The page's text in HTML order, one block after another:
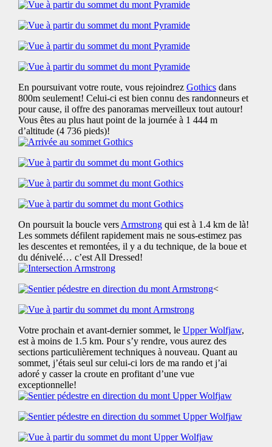
En poursuivant votre route, vous rejoindrez Gothicsdans
800m seulement! Celui-ci est bien connu des randonneurs et
pour cause, il offre des panoramas merveilleux tout autour!
Vous êtes au plus haut point de la journée à 1 444 m
d’altitude (4 736 pieds)!
On poursuit la boucle vers Armstrongqui est à 1.4 km de là!
Les sommets défilent rapidement mais ne sous-estimez pas
les descentes et remontées, il y a du technique, de la boue et
du dénivelé… c’est All Dressed!
<
Votre prochain et avant-dernier sommet, le Upper Wolfjaw,
est à moins de 1.5 km. Pour s’y rendre, vous aurez des
sections particulièrement techniques à nouveau. Quant au
sommet, j’étais seul sur celui-ci lors de ma rando et j’ai
adoré y casser la croute en profitant d’une vue
exceptionnelle!